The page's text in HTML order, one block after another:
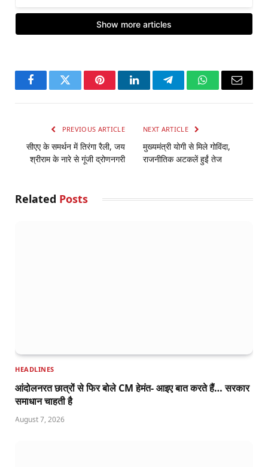
FacebookTwitter PinterestLinkedInTelegramWhatsApp
Email
PREVIOUS ARTICLE
सीएए के समर्थन में तिरंगा रैली, जय
श्रीराम के नारे से गूंजी द्रोणनगरी
NEXT ARTICLE
मुख्यमंत्री योगी से मिले गोविंदा,
राजनीतिक अटकलें हुईं तेज
Related Posts
HEADLINES
आंदोलनरत छात्रों से फिर बोले CM हेमंत- आइए बात करते हैं… सरकार
समाधान चाहती है
August 7, 2026